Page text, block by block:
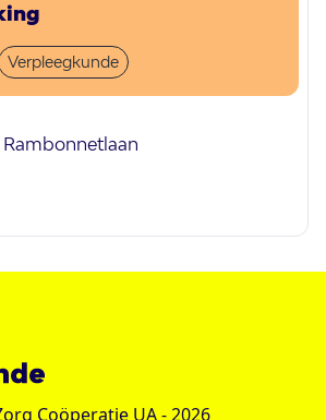
Verpleegkunde
Coöperatie UA - 2026